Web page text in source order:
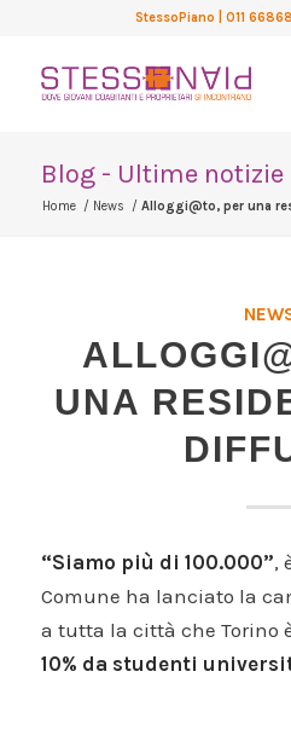
StessoPiano | 011
Blog - Ultime notizie
Home / News / Alloggi@to, per una
UNA
“Siamo più di 100.000”,
Comune ha lanciato la
a tutta la città che Torino
10% da studenti